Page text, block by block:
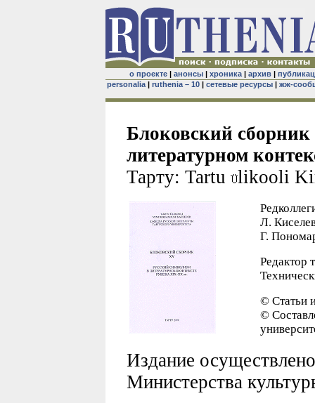
о проекте| анонсы| хроника| архив|
personalia| ruthenia – 10| сетевые ресурсы| жж-
Блоковский
литературном
Тарту: Tartu likooli
Л.
Г.
Редактор
© Статьи
©
Издание
Министерства